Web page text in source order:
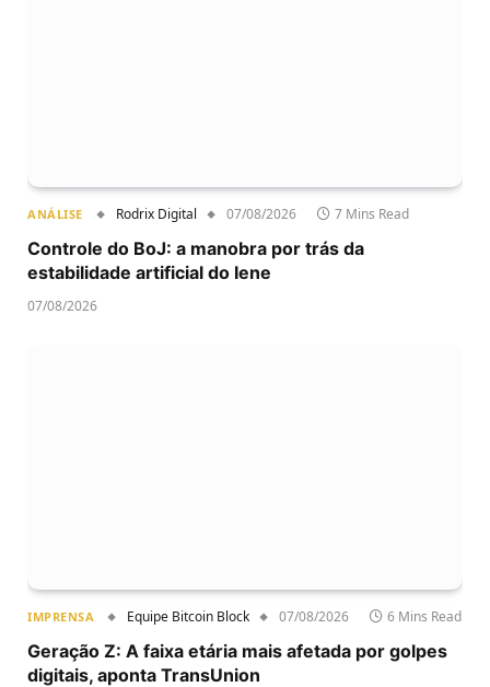
ANÁLISE Rodrix Digital 07/08/2026 7 Mins Read
Controle do BoJ: a manobra por trás da
estabilidade artificial do Iene
07/08/2026
IMPRENSA Equipe Bitcoin Block 07/08/2026 6 Mins Read
Geração Z: A faixa etária mais afetada por golpes
digitais, aponta TransUnion